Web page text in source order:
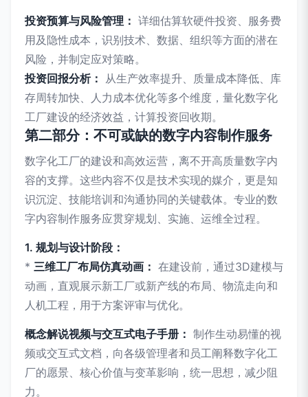
投资预算与风险管理： 详细估算软硬件投资、服务费
用及隐性成本，识别技术、数据、组织等方面的潜在
风险，并制定应对策略。
投资回报分析： 从生产效率提升、质量成本降低、库
存周转加快、人力成本优化等多个维度，量化数字化
工厂建设的经济效益，计算投资回收期。
第二部分：不可或缺的数字内容制作服务
数字化工厂的建设和高效运营，离不开高质量数字内
容的支撑。这些内容不仅是技术实现的媒介，更是知
识沉淀、技能培训和沟通协同的关键载体。专业的数
字内容制作服务应贯穿规划、实施、运维全过程。
1. 规划与设计阶段：
* 三维工厂布局仿真动画： 在建设前，通过3D建模与
动画，直观展示新工厂或新产线的布局、物流走向和
人机工程，用于方案评审与优化。
概念解说视频与交互式电子手册： 制作生动易懂的视
频或交互式文档，向各级管理者和员工阐释数字化工
厂的愿景、核心价值与变革影响，统一思想，减少阻
力。